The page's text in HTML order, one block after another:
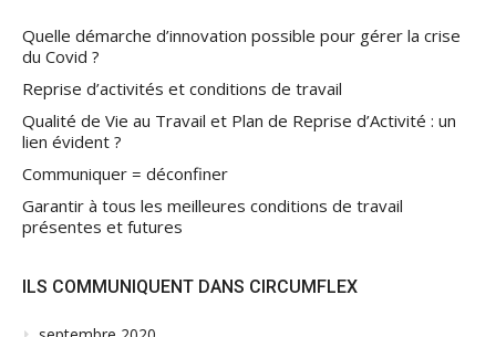
Quelle démarche d’innovation possible pour gérer la crise
du Covid ?
Reprise d’activités et conditions de travail
Qualité de Vie au Travail et Plan de Reprise d’Activité : un
lien évident ?
Communiquer = déconfiner
Garantir à tous les meilleures conditions de travail
présentes et futures
ILS COMMUNIQUENT DANS CIRCUMFLEX